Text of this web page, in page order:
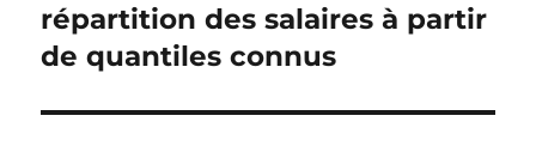
l’article
précédente :
répartition des salaires à partir
de quantiles connus